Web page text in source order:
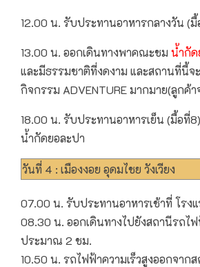
12.00 น. รับประทานอาหารกลางวัน (มื้
13.00 น. ออกเดินทางพาคณะชม น้ำกัด
และมีธรรมชาติที่งดงาม และสถานที่นี้จ
กิจกรรม ADVENTURE มากมาย(ลูกค้า
18.00 น. รับประทานอาหารเย็น (มื้อที่
น้ำกัดยอละปา
วันที่ 4 : เมืองงอย อุดมไชย วังเวียง
07.00 น. รับประทานอาหารเช้าที่ โรง
08.30 น. ออกเดินทางไปยังสถานีรถไฟ
ประมาณ 2 ชม.
10.50 น. รถไฟฟ้าความเร็วสูงออกจาก